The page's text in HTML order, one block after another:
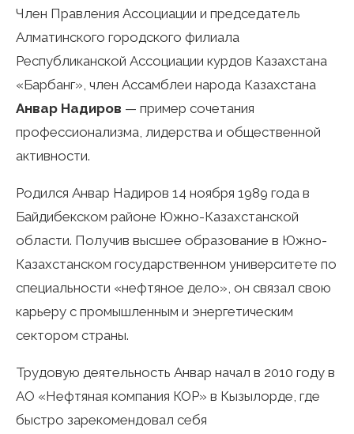
Член Правления Ассоциации и председатель
Алматинского городского филиала
Республиканской Ассоциации курдов Казахстана
«Барбанг», член Ассамблеи народа Казахстана
Анвар Надиров — пример сочетания
профессионализма, лидерства и общественной
активности.
Родился Анвар Надиров 14 ноября 1989 года в
Байдибекском районе Южно-Казахстанской
области. Получив высшее образование в Южно-
Казахстанском государственном университете по
специальности «нефтяное дело», он связал свою
карьеру с промышленным и энергетическим
сектором страны.
Трудовую деятельность Анвар начал в 2010 году в
АО «Нефтяная компания КОР» в Кызылорде, где
быстро зарекомендовал себя